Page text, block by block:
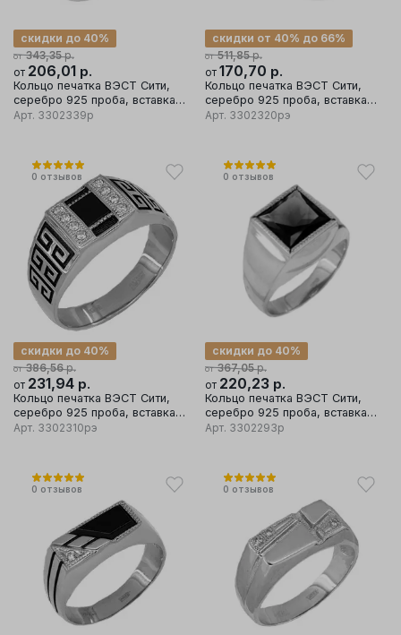
от 343,35р.
скидки до 40%
от 206,01 р.
Кольцо печатка ВЭСТ Сити,
серебро 925 проба, вставка
фианит
Арт. 3302339р
от 511,85р.
скидки от 40% до 66%
от 170,70 р.
Кольцо печатка ВЭСТ Сити,
серебро 925 проба, вставка
эмаль
Арт. 3302320рэ
0 отзывов
от 386,56р.
скидки до 40%
от 231,94 р.
Кольцо печатка ВЭСТ Сити,
серебро 925 проба, вставка
эмаль
Арт. 3302310рэ
0 отзывов
от 367,05р.
скидки до 40%
от 220,23 р.
Кольцо печатка ВЭСТ Сити,
серебро 925 проба, вставка
фианит
Арт. 3302293р
0 отзывов 0 отзывов